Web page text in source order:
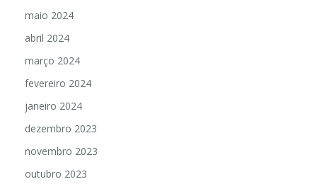
maio 2024
abril 2024
março 2024
fevereiro 2024
janeiro 2024
dezembro 2023
novembro 2023
outubro 2023